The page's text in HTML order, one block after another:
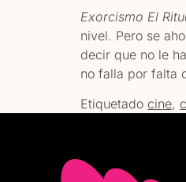
Exorcismo El
nivel. Pero se
decir que no le
no falla por falta
Etiquetado cine,